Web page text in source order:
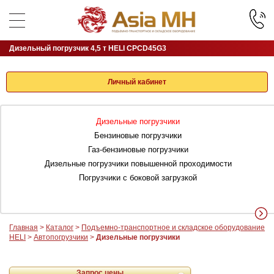
Личный кабинет
Дизельные погрузчики
Бензиновые погрузчики
Газ-бензиновые погрузчики
Дизельные погрузчики повышенной проходимости
Погрузчики с боковой загрузкой
Главная > Каталог > Подъемно-транспортное и складское оборудование
HELI > Автопогрузчики > Дизельные погрузчики
Дизельный погрузчик 4,5 т HELI CPCD45G3